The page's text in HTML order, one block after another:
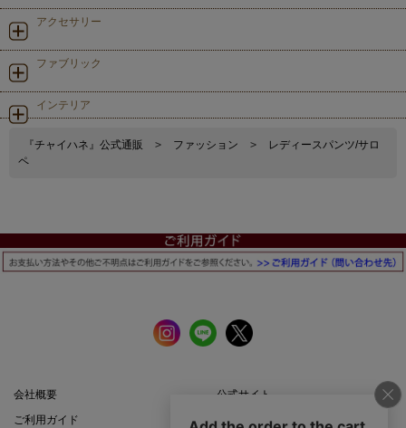
アクセサリー
ファブリック
インテリア
『チャイハネ』公式通販 > ファッション >
レディースパンツ/サロ
ペ
会社概要
公式サイト
ご利用ガイド
店舗一覧